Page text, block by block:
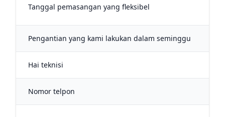
Tanggal pemasangan yang fleksibel
Pengantian yang kami lakukan dalam seminggu
Hai teknisi
Nomor telpon